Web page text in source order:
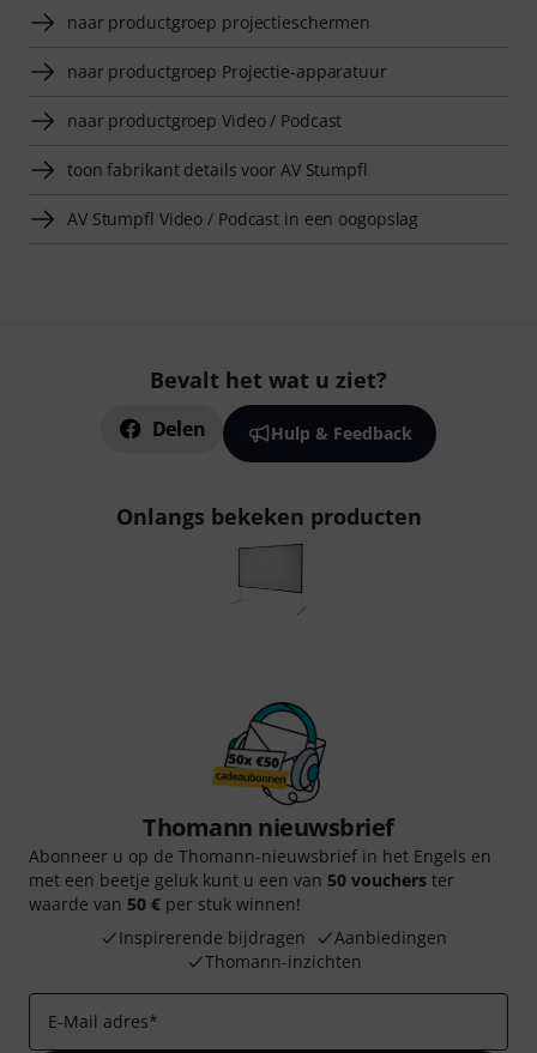
naar productgroep projectieschermen
naar productgroep Projectie-apparatuur
naar productgroep Video / Podcast
toon fabrikant details voor AV Stumpfl
AV Stumpfl Video / Podcast in een oogopslag
Bevalt het wat u ziet?
Delen Hulp & Feedback
Onlangs bekeken producten
Thomann nieuwsbrief
Abonneer u op de Thomann-nieuwsbrief in het Engels en
met een beetje geluk kunt u een van 50 vouchers ter
waarde van 50 € per stuk winnen!
Inspirerende bijdragen
Aanbiedingen
Thomann-inzichten
E-Mail adres*